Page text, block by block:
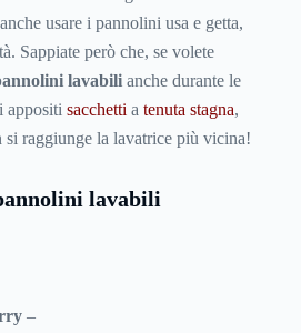
usare i pannolini usa e getta,
Sappiate però che, se volete
lavabili anche durante le
appositi sacchetti a tenuta stagna,
raggiunge la lavatrice più vicina!
lavabili
–